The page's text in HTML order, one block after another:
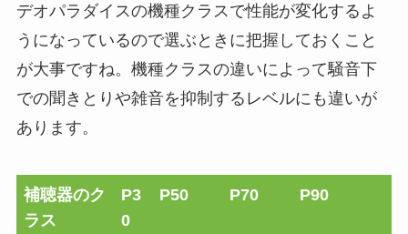
デオパラダイスの機種クラスで性能が変化するよ
うになっているので選ぶときに把握しておくこと
が大事ですね。機種クラスの違いによって騒音下
での聞きとりや雑音を抑制するレベルにも違いが
あります。
補聴器のク
ラス
P3
0
P50 P70 P90